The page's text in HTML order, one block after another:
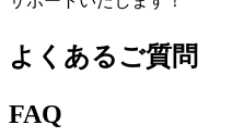
よくあるご質問
FAQ